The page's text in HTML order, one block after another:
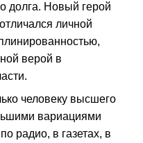
долга. Новый герой
личной
верой в
человеку высшего
вариациями
радио, в газетах, в